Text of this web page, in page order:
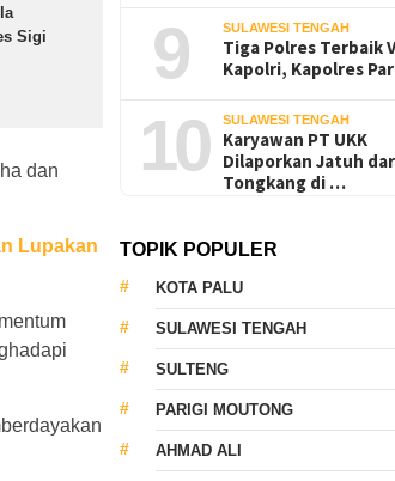
Sigi
dan
Lupakan
9 SULAWESI TENGAH
Tiga Polres Terbaik
Kapolri, Kapolres
10 SULAWESI TENGAH
Karyawan PT UKK
Dilaporkan Jatuh
Tongkang di …
TOPIK POPULER
KOTA PALU
SULAWESI TENGAH
SULTENG
PARIGI MOUTONG
AHMAD ALI